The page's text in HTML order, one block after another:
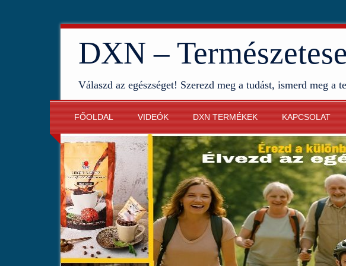
DXN –
Válaszd az egészséget! Szerezd meg a tudást, ismerd meg a
FŐOLDAL VIDEÓK DXN TERMÉKEK KAPCSOLAT